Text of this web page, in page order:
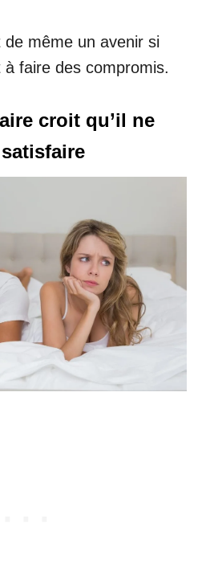
même un avenir si
faire des compromis.
croit qu’il ne